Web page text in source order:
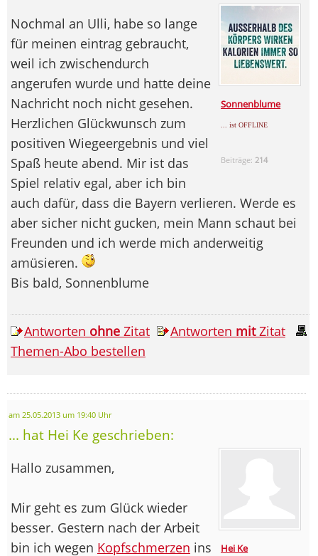
Sonnenblume
... ist OFFLINE
Beiträge: 214
Nochmal an Ulli, habe so lange
für meinen eintrag gebraucht,
weil ich zwischendurch
angerufen wurde und hatte deine
Nachricht noch nicht gesehen.
Herzlichen Glückwunsch zum
positiven Wiegeergebnis und viel
Spaß heute abend. Mir ist das
Spiel relativ egal, aber ich bin
auch dafür, dass die Bayern verlieren. Werde es
aber sicher nicht gucken, mein Mann schaut bei
Freunden und ich werde mich anderweitig
amüsieren.
Bis bald, Sonnenblume
Antworten ohne Zitat Antworten mitZitat
Themen-Abo bestellen
am 25.05.2013 um 19:40 Uhr
... hat Hei Ke geschrieben:
Hei Ke
Hallo zusammen,
Mir geht es zum Glück wieder
besser. Gestern nach der Arbeit
bin ich wegen Kopfschmerzen ins